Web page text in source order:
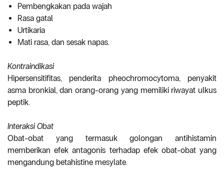
Pembengkakan pada wajah
Rasa gatal
Urtikaria
Mati rasa, dan sesak napas.
Kontraindikasi
Hipersensitifitas, penderita pheochromocytoma, penyakit
asma bronkial, dan orang-orang yang memiliki riwayat ulkus
peptik.
Interaksi Obat
Obat-obat yang termasuk golongan antihistamin
memberikan efek antagonis terhadap efek obat-obat yang
mengandung betahistine mesylate.